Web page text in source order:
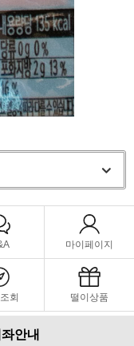
마이페이지
회 떨이상품
안내